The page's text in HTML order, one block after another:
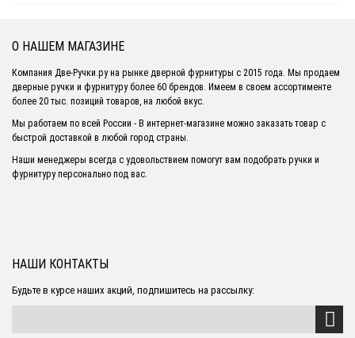
О НАШЕМ МАГАЗИНЕ
Компания Две-Ручки.ру на рынке дверной фурнитуры с 2015 года. Мы продаем
дверные ручки и фурнитуру более 60 брендов. Имеем в своем ассортименте
более 20 тыс. позиций товаров, на любой вкус.
Мы работаем по всей России - В интернет-магазине можно заказать товар с
быстрой доставкой в любой город страны.
Наши менеджеры всегда с удовольствием помогут вам подобрать ручки и
фурнитуру персонально под вас.
НАШИ КОНТАКТЫ
Будьте в курсе наших акций, подпишитесь на рассылку: